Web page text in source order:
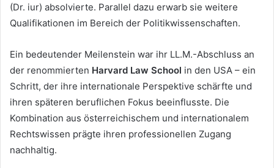
(Dr. iur) absolvierte. Parallel dazu erwarb sie weitere
Qualifikationen im Bereich der Politikwissenschaften.
Ein bedeutender Meilenstein war ihr LL.M.-Abschluss an
der renommierten Harvard Law School in den USA – ein
Schritt, der ihre internationale Perspektive schärfte und
ihren späteren beruflichen Fokus beeinflusste. Die
Kombination aus österreichischem und internationalem
Rechtswissen prägte ihren professionellen Zugang
nachhaltig.